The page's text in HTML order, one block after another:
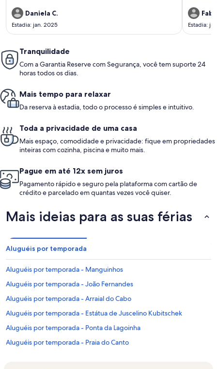
Daniela C.
Estadia: jan. 2025 Estadia:
Tranquilidade
Com a Garantia Reserve com Segurança, você tem suporte 24
horas todos os dias.
Mais tempo para relaxar
Da reserva à estadia, todo o processo é simples e intuitivo.
Toda a privacidade de uma casa
Mais espaço, comodidade e privacidade: fique em propriedades
inteiras com cozinha, piscina e muito mais.
Pague em até 12x sem juros
Pagamento rápido e seguro pela plataforma com cartão de
crédito e parcelado em quantas vezes você quiser.
Mais ideias para as suas férias
Aluguéis por temporada
Aluguéis por temporada - Manguinhos
Aluguéis por temporada - João Fernandes
Aluguéis por temporada - Arraial do Cabo
Aluguéis por temporada - Estátua de Juscelino Kubitschek
Aluguéis por temporada - Ponta da Lagoinha
Aluguéis por temporada - Praia do Canto